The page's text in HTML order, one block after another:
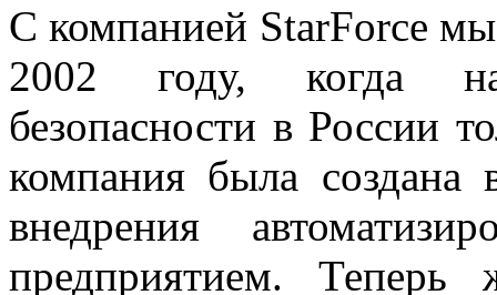
С компанией StarForce
2002 году, когда
безопасности в России
компания была создана
внедрения
предприятием. Теперь